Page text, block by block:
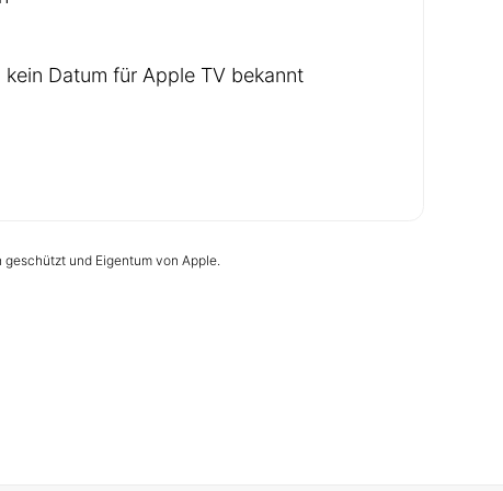
Datum für Apple TV bekannt
und Eigentum von Apple.